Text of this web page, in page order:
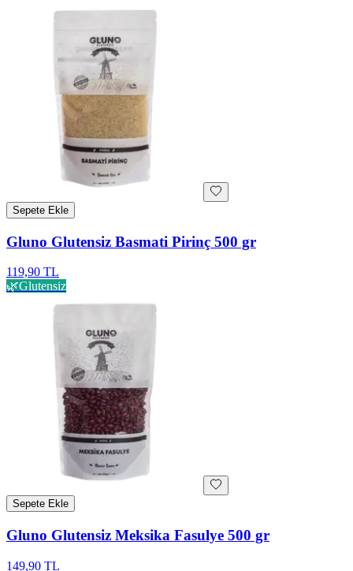
Sepete Ekle
Gluno Glutensiz Basmati Pirinç 500 gr
119,90 TL
🌿Glutensiz
Sepete Ekle
Gluno Glutensiz Meksika Fasulye 500 gr
149,90 TL